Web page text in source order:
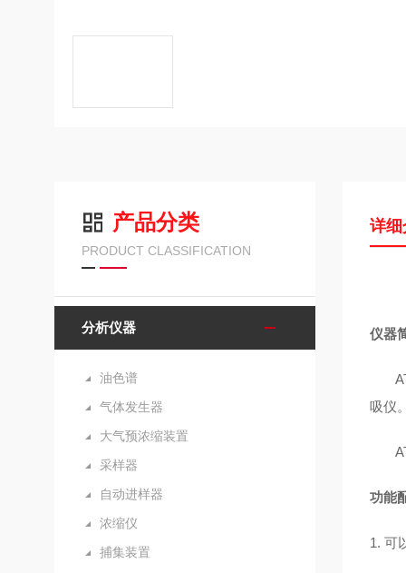
产品分类
PRODUCT CLASSIFICATION
分析仪器
油色谱
气体发生器
大气预浓缩装置
采样器
自动进样器
浓缩仪
捕集装置
详细
仪器
吸仪
功能
1. 可